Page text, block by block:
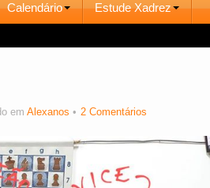
Calendário Estude Xadrez
em Alexanos 2 Comentários